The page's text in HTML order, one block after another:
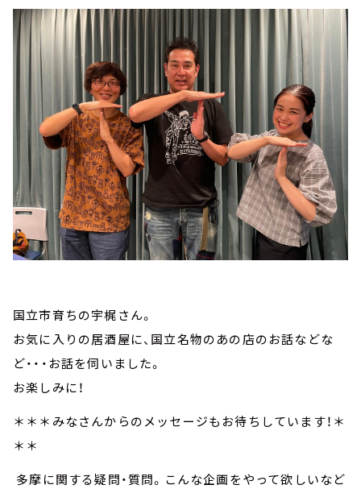
国立市育ちの宇梶さん。
お気に入りの居酒屋に、国立名物のあの店のお話などな
ど・・・お話を伺いました。
お楽しみに！
＊＊＊みなさんからのメッセージもお待ちしています！＊
＊＊
多摩に関する疑問・質問。こんな企画をやって欲しいなど